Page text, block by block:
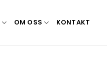
OM OSS KONTAKT